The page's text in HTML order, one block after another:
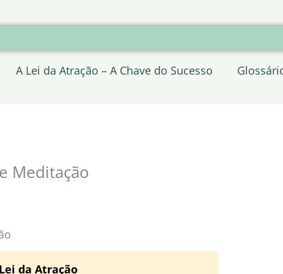
A Lei da Atração – A Chave do Sucesso
Meditação
da Atração